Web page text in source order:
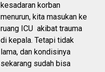
kesadaran korban
menurun, kita masukan ke
ruang ICU akibat trauma
di kepala. Tetapi tidak
lama, dan kondisinya
sekarang sudah bisa